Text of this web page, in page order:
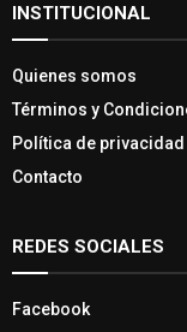
INSTITUCIONAL
Quienes somos
Términos y
Política de privacidad
Contacto
REDES SOCIALES
Facebook